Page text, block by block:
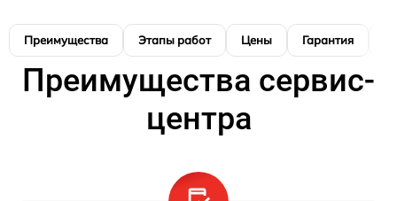
Преимущества Этапы работ Цены Гарантия
Преимущества сервис-
центра